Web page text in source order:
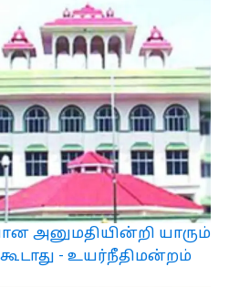
அனுமதியின்றி யாரும்
- உயர்நீதிமன்றம்